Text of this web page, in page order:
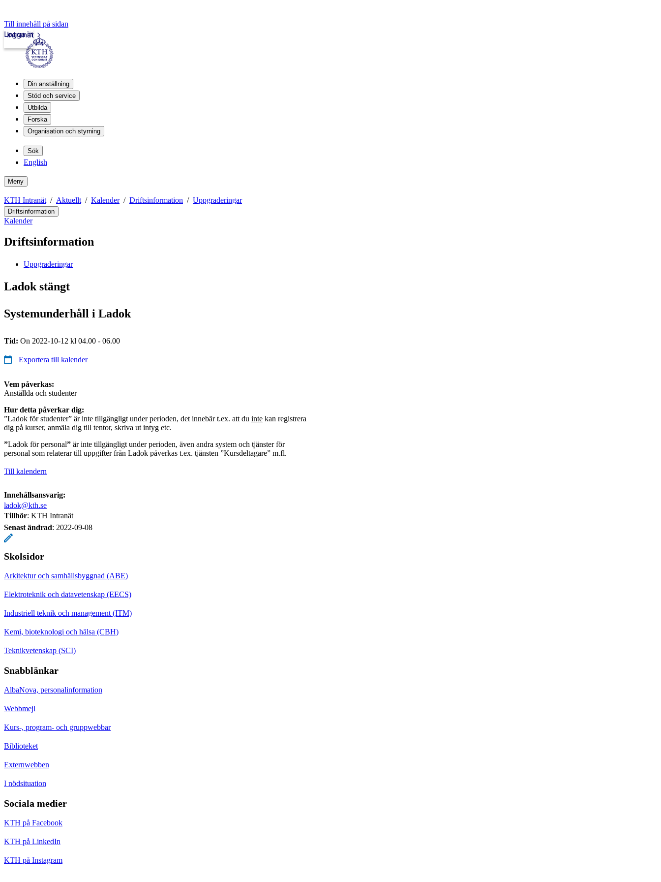
Till innehåll på sidan
Intranät
Logga in
Din anställning
Stöd och service
Utbilda
Forska
Organisation och styrning
Sök
English
Meny
KTH Intranät Aktuellt Kalender Driftsinformation Uppgraderingar
Driftsinformation
Kalender
Driftsinformation
Uppgraderingar
Ladok stängt
Systemunderhåll i Ladok
Tid: On 2022-10-12 kl 04.00 - 06.00
Exportera till kalender
Vem påverkas:
Anställda och studenter
Hur detta påverkar dig:
”Ladok för studenter” är inte tillgängligt under perioden, det innebär t.ex. att du inte kan registrera
dig på kurser, anmäla dig till tentor, skriva ut intyg etc.
”Ladok för personal” är inte tillgängligt under perioden, även andra system och tjänster för
personal som relaterar till uppgifter från Ladok påverkas t.ex. tjänsten ”Kursdeltagare” m.fl.
Till kalendern
Innehållsansvarig:
ladok@kth.se
Tillhör: KTH Intranät
Senast ändrad: 2022-09-08
Skolsidor
Arkitektur och samhällsbyggnad (ABE)
Elektroteknik och datavetenskap (EECS)
Industriell teknik och management (ITM)
Kemi, bioteknologi och hälsa (CBH)
Teknikvetenskap (SCI)
Snabblänkar
AlbaNova, personalinformation
Webbmejl
Kurs-, program- och gruppwebbar
Biblioteket
Externwebben
I nödsituation
Sociala medier
KTH på Facebook
KTH på LinkedIn
KTH på Instagram